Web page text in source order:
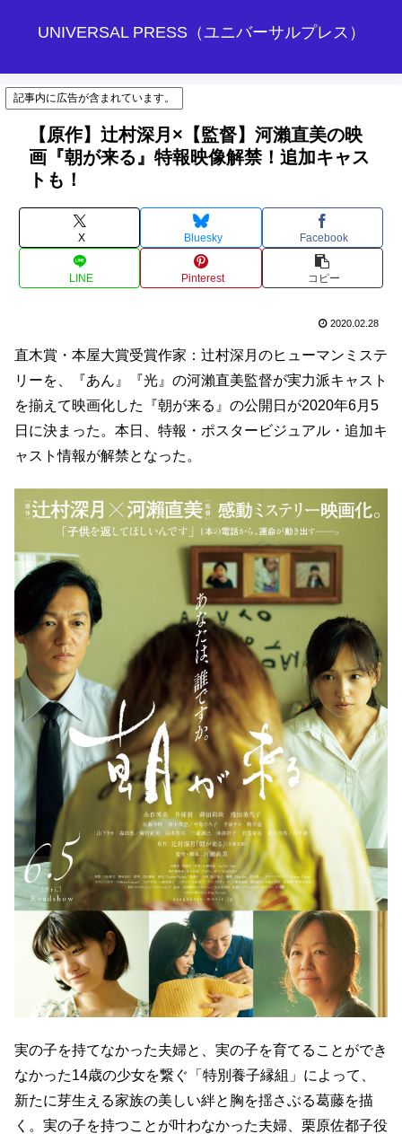
UNIVERSAL PRESS（ユニバーサルプレス）
記事内に広告が含まれています。
【原作】辻村深月×【監督】河瀨直美の映
画『朝が来る』特報映像解禁！追加キャス
トも！
X Bluesky Facebook
LINE Pinterest コピー
2020.02.28
直木賞・本屋大賞受賞作家：辻村深月のヒューマンミステ
リーを、『あん』『光』の河瀨直美監督が実力派キャスト
を揃えて映画化した『朝が来る』の公開日が2020年6月5
日に決まった。本日、特報・ポスタービジュアル・追加キ
ャスト情報が解禁となった。
実の子を持てなかった夫婦と、実の子を育てることができ
なかった14歳の少女を繋ぐ「特別養子縁組」によって、
新たに芽生える家族の美しい絆と胸を揺さぶる葛藤を描
く。実の子を持つことが叶わなかった夫婦、栗原佐都子役